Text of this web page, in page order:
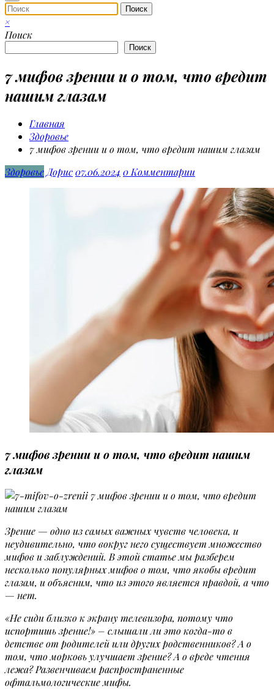
×
Поиск
Поиск
7 мифов зрении и о том, что вредит
нашим глазам
Главная
Здоровье
7 мифов зрении и о том, что вредит нашим глазам
ЗдоровьеДорис07.06.2024 0 Комментарии
7 мифов зрении и о том, что вредит нашим
глазам
Зрение — одно из самых важных чувств человека, и
неудивительно, что вокруг него существует множество
мифов и заблуждений. В этой статье мы разберем
несколько популярных мифов о том, что якобы вредит
глазам, и объясним, что из этого является правдой, а что
— нет.
«Не сиди близко к экрану телевизора, потому что
испортишь зрение!» – слышали ли это когда-то в
детстве от родителей или других родственников? А о
том, что морковь улучшает зрение? А о вреде чтения
лежа? Развенчиваем распространенные
офтальмологические мифы.